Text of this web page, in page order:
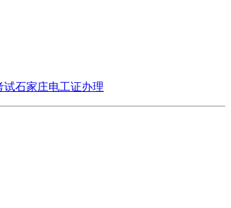
试石家庄电工证办理